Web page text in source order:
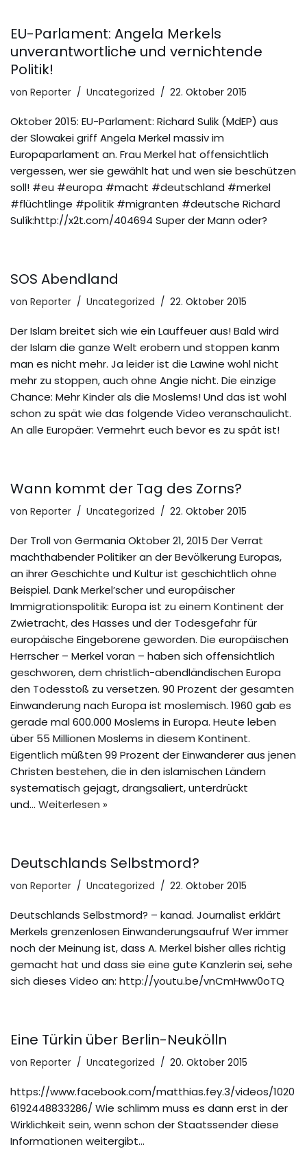
EU-Parlament: Angela Merkels
unverantwortliche und vernichtende
Politik!
von Reporter Uncategorized 22. Oktober 2015
Oktober 2015: EU-Parlament: Richard Sulik (MdEP) aus
der Slowakei griff Angela Merkel massiv im
Europaparlament an. Frau Merkel hat offensichtlich
vergessen, wer sie gewählt hat und wen sie beschützen
soll! #eu #europa #macht #deutschland #merkel
#flüchtlinge #politik #migranten #deutsche Richard
Sulík:http://x2t.com/404694 Super der Mann oder?
SOS Abendland
von Reporter Uncategorized 22. Oktober 2015
Der Islam breitet sich wie ein Lauffeuer aus! Bald wird
der Islam die ganze Welt erobern und stoppen kanm
man es nicht mehr. Ja leider ist die Lawine wohl nicht
mehr zu stoppen, auch ohne Angie nicht. Die einzige
Chance: Mehr Kinder als die Moslems! Und das ist wohl
schon zu spät wie das folgende Video veranschaulicht.
An alle Europäer: Vermehrt euch bevor es zu spät ist!
Wann kommt der Tag des Zorns?
von Reporter Uncategorized 22. Oktober 2015
Der Troll von Germania Oktober 21, 2015 Der Verrat
machthabender Politiker an der Bevölkerung Europas,
an ihrer Geschichte und Kultur ist geschichtlich ohne
Beispiel. Dank Merkel’scher und europäischer
Immigrationspolitik: Europa ist zu einem Kontinent der
Zwietracht, des Hasses und der Todesgefahr für
europäische Eingeborene geworden. Die europäischen
Herrscher – Merkel voran – haben sich offensichtlich
geschworen, dem christlich-abendländischen Europa
den Todesstoß zu versetzen. 90 Prozent der gesamten
Einwanderung nach Europa ist moslemisch. 1960 gab es
gerade mal 600.000 Moslems in Europa. Heute leben
über 55 Millionen Moslems in diesem Kontinent.
Eigentlich müßten 99 Prozent der Einwanderer aus jenen
Christen bestehen, die in den islamischen Ländern
systematisch gejagt, drangsaliert, unterdrückt
und… Weiterlesen »
Deutschlands Selbstmord?
von Reporter Uncategorized 22. Oktober 2015
Deutschlands Selbstmord? – kanad. Journalist erklärt
Merkels grenzenlosen Einwanderungsaufruf Wer immer
noch der Meinung ist, dass A. Merkel bisher alles richtig
gemacht hat und dass sie eine gute Kanzlerin sei, sehe
sich dieses Video an: http://youtu.be/vnCmHww0oTQ
Eine Türkin über Berlin-Neukölln
von Reporter Uncategorized 20. Oktober 2015
https://www.facebook.com/matthias.fey.3/videos/1020
6192448833286/ Wie schlimm muss es dann erst in der
Wirklichkeit sein, wenn schon der Staatssender diese
Informationen weitergibt…